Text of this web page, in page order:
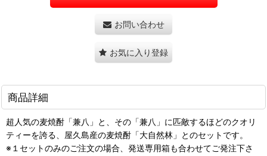
お問い合わせ
お気に入り登録
商品詳細
超人気の麦焼酎「兼八」と、その「兼八」に匹敵するほどのクオリ
ティーを誇る、屋久島産の麦焼酎「大自然林」とのセットです。
※１セットのみのご注文の場合、発送専用箱も合わせてご発注下さ